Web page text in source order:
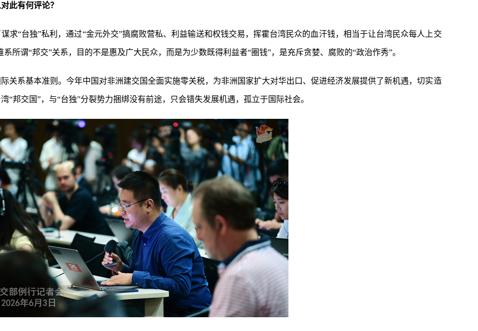
此有何评论？
求“台独”私利，通过“金元外交”搞腐败营私、利益输送和权钱交易，挥霍台湾民众的血汗钱，相当于让台湾民众每人上交
所谓“邦交”关系，目的不是惠及广大民众，而是为少数既得利益者“圈钱”，是充斥贪婪、腐败的“政治作秀”。
关系基本准则。今年中国对非洲建交国全面实施零关税，为非洲国家扩大对华出口、促进经济发展提供了新机遇，切实造
“邦交国”，与“台独”分裂势力捆绑没有前途，只会错失发展机遇，孤立于国际社会。